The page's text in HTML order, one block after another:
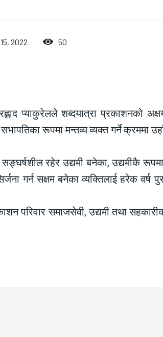
2022 50
प्याकुरेलले शब्दयात्रा प्रकाशनको
रूपमा मन्तव्य व्यक्त गर्ने क्रममा
रहेर उद्यमी बनेका, उद्यमीकै
गर्न सक्षम बनेका व्यक्तिलाई हरेक वर्ष
परिवार समाजसेवी, उद्यमी तथा